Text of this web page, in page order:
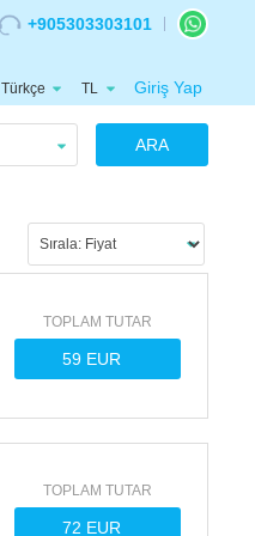
+905303303101
Türkçe TL Giriş Yap
ARA
TOPLAM TUTAR
TOPLAM TUTAR